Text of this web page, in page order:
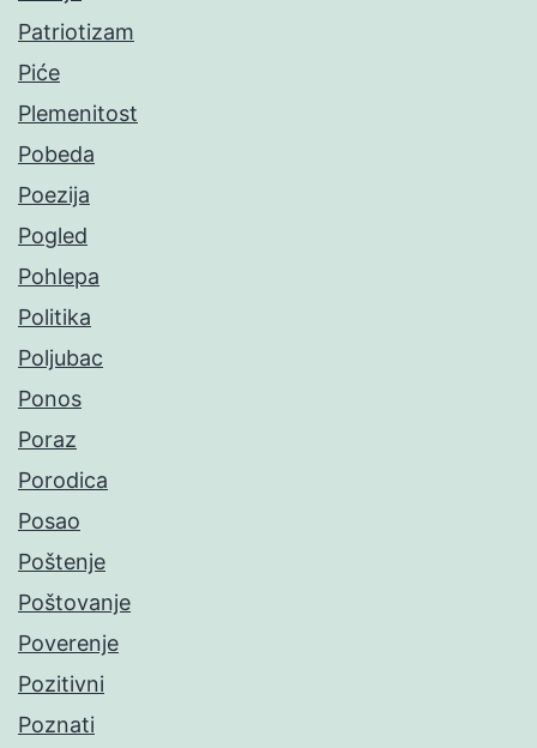
Patriotizam
Piće
Plemenitost
Pobeda
Poezija
Pogled
Pohlepa
Politika
Poljubac
Ponos
Poraz
Porodica
Posao
Poštenje
Poštovanje
Poverenje
Pozitivni
Poznati